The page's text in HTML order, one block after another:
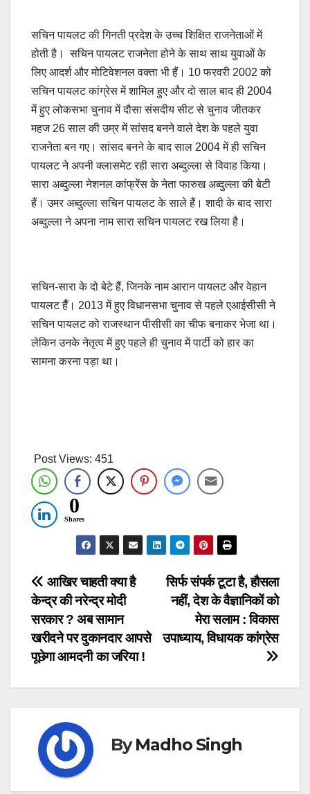
सचिन पायलट की गिनती प्रदेश के उच्च शिक्षित राजनेताओं में
होती है। सचिन पायलट राजनेता होने के साथ साथ युवाओं के
लिए आदर्श और मोटिवेशनल वक्ता भी हैं। 10 फरवरी 2002 को
सचिन पायलट कांग्रेस में शामिल हुए और दो साल बाद ही 2004
में हुए लोकसभा चुनाव में दौसा संसदीय सीट से चुनाव जीतकर
महज 26 साल की उम्र में सांसद बनने वाले देश के पहले युवा
राजनेता बन गए। सांसद बनने के बाद साल 2004 में ही सचिन
पायलट ने अपनी क्लासमेट रही सारा अब्दुल्ला से विवाह किया।
सारा अब्दुल्ला नेशनल कांफ्रेंस के नेता फारुख अब्दुल्ला की बेटी
हैं। उमर अब्दुल्ला सचिन पायलट के साले हैं। शादी के बाद सारा
अब्दुल्ला ने अपना नाम सारा सचिन पायलट रख लिया है।
सचिन-सारा के दो बेटे हैं, जिनके नाम आरान पायलट और वेहान
पायलट हैँ। 2013 में हुए विधानसभा चुनाव से पहले एआईसीसी ने
सचिन पायलट को राजस्थान पीसीसी का चीफ बनाकर भेजा था।
लेकिन उनके नेतृत्व में हुए पहले ही चुनाव में पार्टी को हार का
सामना करना पड़ा था।
Post Views: 451
0
Shares
Post
navigation
सिर्फ संपर्क टूटा है, हौसला
नहीं, देश के वैज्ञानिकों को
मेरा सलाम : विकास
उपाध्याय, विधायक कांग्रेस
आखिर चाहती क्या है
केन्द्र की नरेन्द्र मोदी
सरकार ? अब सामान
खरीदने पर दुकानदार आपसे
पूछेगा आमदनी का जरिया !
ByMadho Singh